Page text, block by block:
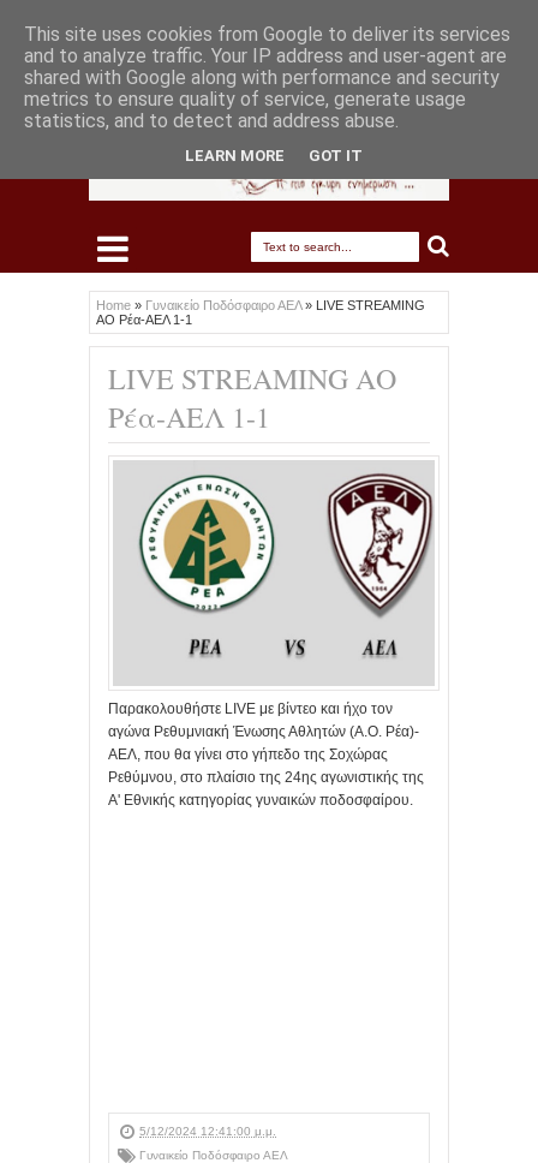
Home » Γυναικείο Ποδόσφαιρο ΑΕΛ» LIVE STREAMING
ΑΟ Ρέα-ΑΕΛ 1-1
LIVE STREAMING ΑΟ
Ρέα-ΑΕΛ 1-1
Παρακολουθήστε LIVE με βίντεο και ήχο τον
αγώνα Ρεθυμνιακή Ένωσης Αθλητών (Α.Ο. Ρέα)-
ΑΕΛ, που θα γίνει στο γήπεδο της Σοχώρας
Ρεθύμνου, στο πλαίσιο της 24ης αγωνιστικής της
Α' Εθνικής κατηγορίας γυναικών ποδοσφαίρου.
5/12/2024 12:41:00 μ.μ.
Γυναικείο Ποδόσφαιρο ΑΕΛ
This site uses cookies from Google to deliver its services
and to analyze traffic. Your IP address and user-agent are
shared with Google along with performance and security
metrics to ensure quality of service, generate usage
statistics, and to detect and address abuse.
LEARN MORE GOT IT